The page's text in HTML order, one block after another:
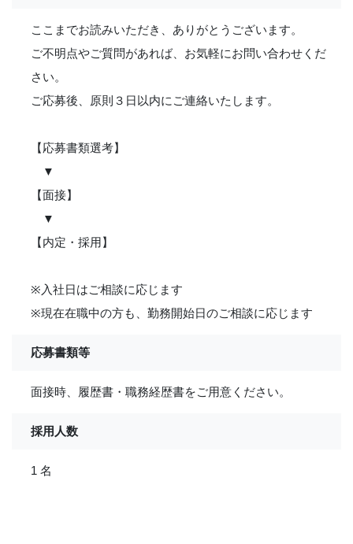
ここまでお読みいただき、ありがとうございます。
ご不明点やご質問があれば、お気軽にお問い合わせくだ
さい。
ご応募後、原則３日以内にご連絡いたします。
【応募書類選考】
▼
【面接】
▼
【内定・採用】
※入社日はご相談に応じます
※現在在職中の方も、勤務開始日のご相談に応じます
応募書類等
面接時、履歴書・職務経歴書をご用意ください。
採用人数
1 名